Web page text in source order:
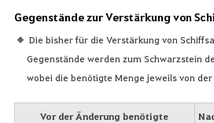
Gegenstände zur Verstärkung von
Die bisher für die Verstärkung von
Gegenstände werden zum Schwarzstein
wobei die benötigte Menge jeweils von
Vor der Änderung benötigte